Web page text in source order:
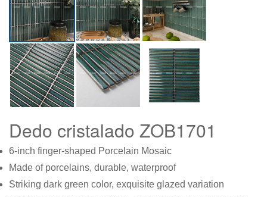
Dedo cristalado ZOB1701
6-inch finger-shaped Porcelain Mosaic
Made of porcelains, durable, waterproof
Striking dark green color, exquisite glazed variation